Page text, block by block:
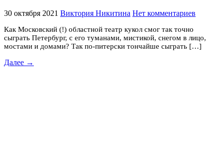
30 октября 2021 Виктория Никитина Нет комментариев
Как Московский (!) областной театр кукол смог так точно
сыграть Петербург, с его туманами, мистикой, снегом в лицо,
мостами и домами? Так по-питерски тончайше сыграть […]
Далее →